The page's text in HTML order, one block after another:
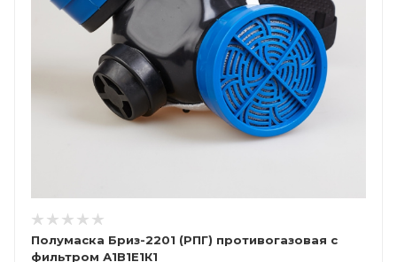
Полумаска Бриз-2201 (РПГ) противогазовая с
фильтром А1В1Е1К1